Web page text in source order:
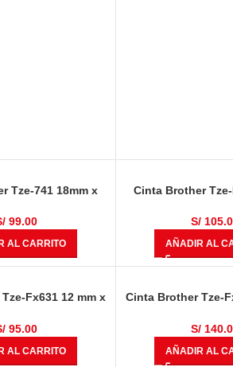
Tze-741 18mm x
99.00
AL CARRITO
Cinta Brother
S/
AÑADIR AL
Fx631 12 mm x
95.00
AL CARRITO
Cinta Brother Tze-
S/
AÑADIR AL